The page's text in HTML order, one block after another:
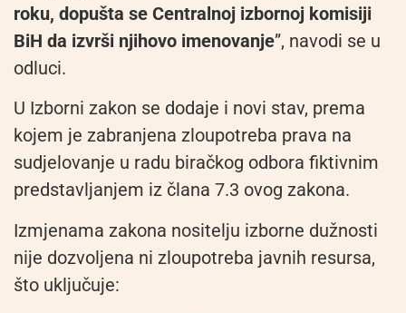
roku, dopušta se Centralnoj izbornoj komisiji
BiH da izvrši njihovo imenovanje”, navodi se u
odluci.
U Izborni zakon se dodaje i novi stav, prema
kojem je zabranjena zloupotreba prava na
sudjelovanje u radu biračkog odbora fiktivnim
predstavljanjem iz člana 7.3 ovog zakona.
Izmjenama zakona nositelju izborne dužnosti
nije dozvoljena ni zloupotreba javnih resursa,
što uključuje: